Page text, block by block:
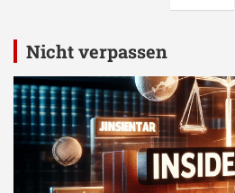
Nicht verpassen